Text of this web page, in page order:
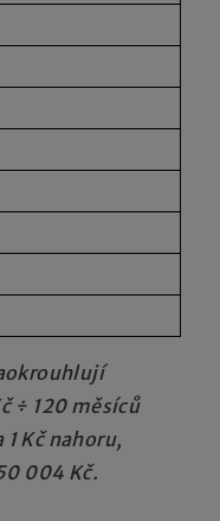
÷ 120 měsíců
Kč nahoru,
004 Kč.